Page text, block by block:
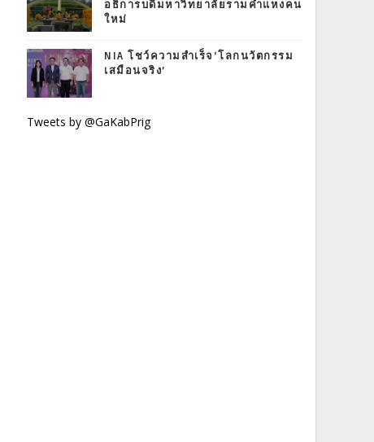
อธิการบดีมหาวิทยาลัยรามคำแหงคน
ใหม่
NIA โชว์ความสำเร็จ‘โลกนวัตกรรม
เสมือนจริง’
Tweets by @GaKabPrig